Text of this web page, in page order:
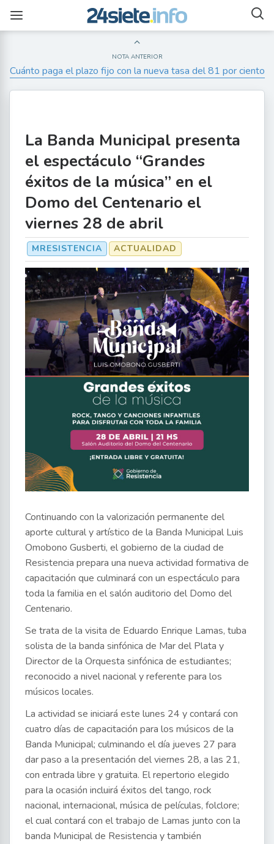
NOTA ANTERIOR
Cuánto paga el plazo fijo con la nueva tasa del 81 por ciento
La Banda Municipal presenta
el espectáculo “Grandes
éxitos de la música” en el
Domo del Centenario el
viernes 28 de abril
MRESISTENCIA ACTUALIDAD
Continuando con la valorización permanente del
aporte cultural y artístico de la Banda Municipal Luis
Omobono Gusberti, el gobierno de la ciudad de
Resistencia prepara una nueva actividad formativa de
capacitación que culminará con un espectáculo para
toda la familia en el salón auditorio del Domo del
Centenario.
Se trata de la visita de Eduardo Enrique Lamas, tuba
solista de la banda sinfónica de Mar del Plata y
Director de la Orquesta sinfónica de estudiantes;
reconocido a nivel nacional y referente para los
músicos locales.
La actividad se iniciará este lunes 24 y contará con
cuatro días de capacitación para los músicos de la
Banda Municipal; culminando el día jueves 27 para
dar paso a la presentación del viernes 28, a las 21,
con entrada libre y gratuita. El repertorio elegido
para la ocasión incluirá éxitos del tango, rock
nacional, internacional, música de películas, folclore;
el cual contará con el trabajo de Lamas junto con la
banda Municipal de Resistencia y también